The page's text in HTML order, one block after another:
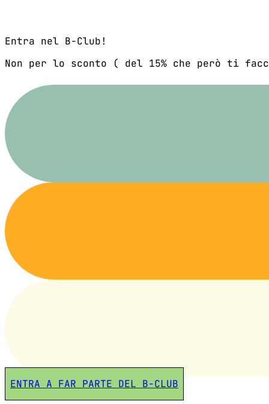
Entra nel B-Club!
Non per lo sconto ( del 15% che però ti
ENTRA A FAR PARTE DEL B-CLUB